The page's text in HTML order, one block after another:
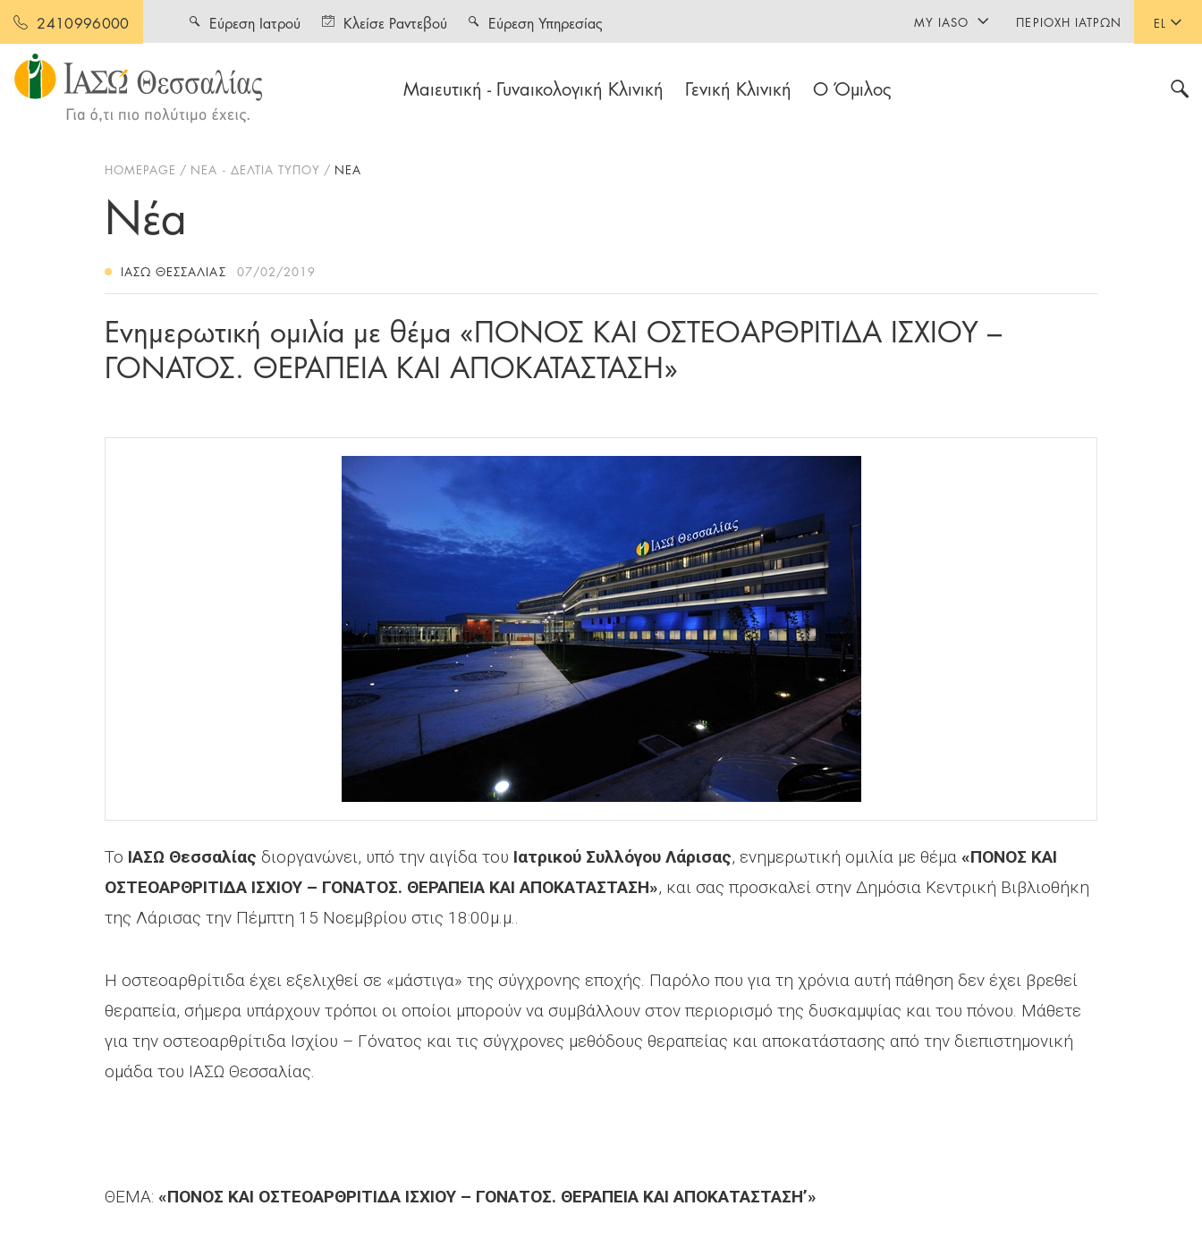
2410996000 EL
Μαιευτική - Γυναικολογική Κλινική Γενική Κλινική Ο Όμιλος
Εύρεση Ιατρού Κλείσε Ραντεβού Εύρεση Υπηρεσίας MY IASO ΠΕΡΙΟΧΉ ΙΑΤΡΏΝ
HOMEPAGE ΝΕΑ - ΔΕΛΤΙΑ ΤΥΠΟΥ ΝΕΑ
Νέα
ΙΑΣΩ ΘΕΣΣΑΛΊΑΣ 07/02/2019
Ενημερωτική ομιλία με θέμα «ΠΟΝΟΣ ΚΑΙ ΟΣΤΕΟΑΡΘΡΙΤΙΔΑ ΙΣΧΙΟΥ –
ΓΟΝΑΤΟΣ. ΘΕΡΑΠΕΙΑ ΚΑΙ ΑΠΟΚΑΤΑΣΤΑΣΗ»
Το ΙΑΣΩ Θεσσαλίας διοργανώνει, υπό την αιγίδα του Ιατρικού Συλλόγου Λάρισας, ενημερωτική ομιλία με θέμα «ΠΟΝΟΣ ΚΑΙ
ΟΣΤΕΟΑΡΘΡΙΤΙΔΑ ΙΣΧΙΟΥ – ΓΟΝΑΤΟΣ. ΘΕΡΑΠΕΙΑ ΚΑΙ ΑΠΟΚΑΤΑΣΤΑΣΗ», και σας προσκαλεί στην Δημόσια Κεντρική Βιβλιοθήκη
της Λάρισας την Πέμπτη 15 Νοεμβρίου στις 18:00μ.μ..
Η οστεοαρθρίτιδα έχει εξελιχθεί σε «μάστιγα» της σύγχρονης εποχής. Παρόλο που για τη χρόνια αυτή πάθηση δεν έχει βρεθεί
θεραπεία, σήμερα υπάρχουν τρόποι οι οποίοι μπορούν να συμβάλλουν στον περιορισμό της δυσκαμψίας και του πόνου. Μάθετε
για την οστεοαρθρίτιδα Ισχίου – Γόνατος και τις σύγχρονες μεθόδους θεραπείας και αποκατάστασης από την διεπιστημονική
ομάδα του ΙΑΣΩ Θεσσαλίας.
ΘΕΜΑ: «ΠΟΝΟΣ ΚΑΙ ΟΣΤΕΟΑΡΘΡΙΤΙΔΑ ΙΣΧΙΟΥ – ΓΟΝΑΤΟΣ. ΘΕΡΑΠΕΙΑ ΚΑΙ ΑΠΟΚΑΤΑΣΤΑΣΗ’»